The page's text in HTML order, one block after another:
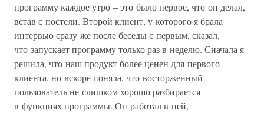
программу каждое утро – это было первое, что он делал,
встав с постели. Второй клиент, у которого я брала
интервью сразу же после беседы с первым, сказал,
что запускает программу только раз в неделю. Сначала я
решила, что наш продукт более ценен для первого
клиента, но вскоре поняла, что восторженный
пользователь не слишком хорошо разбирается
в функциях программы. Он работал в ней,